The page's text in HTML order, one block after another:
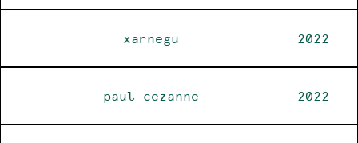
xarnegu 2022
paul cezanne 2022